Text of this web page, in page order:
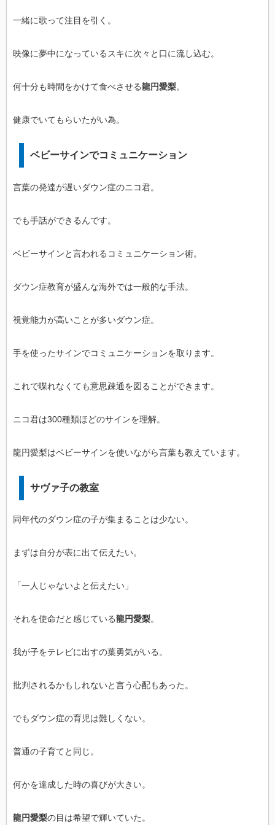
一緒に歌って注目を引く。
映像に夢中になっているスキに次々と口に流し込む。
何十分も時間をかけて食べさせる龍円愛梨。
健康でいてもらいたがい為。
ベビーサインでコミュニケーション
言葉の発達が遅いダウン症のニコ君。
でも手話ができるんです。
ベビーサインと言われるコミュニケーション術。
ダウン症教育が盛んな海外では一般的な手法。
視覚能力が高いことが多いダウン症。
手を使ったサインでコミュニケーションを取ります。
これで喋れなくても意思疎通を図ることができます。
ニコ君は300種類ほどのサインを理解。
龍円愛梨はベビーサインを使いながら言葉も教えています。
サヴァ子の教室
同年代のダウン症の子が集まることは少ない。
まずは自分が表に出て伝えたい。
「一人じゃないよと伝えたい」
それを使命だと感じている龍円愛梨。
我が子をテレビに出すの葉勇気がいる。
批判されるかもしれないと言う心配もあった。
でもダウン症の育児は難しくない。
普通の子育てと同じ。
何かを達成した時の喜びが大きい。
龍円愛梨の目は希望で輝いていた。